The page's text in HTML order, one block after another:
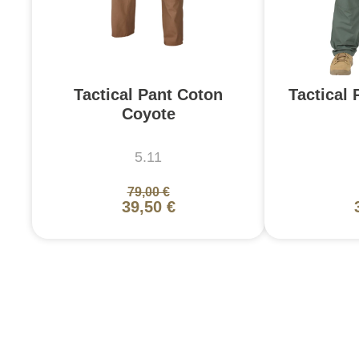
Tactical Pant Coton
Coyote
5.11
79,00 €
39,50 €
Tactical